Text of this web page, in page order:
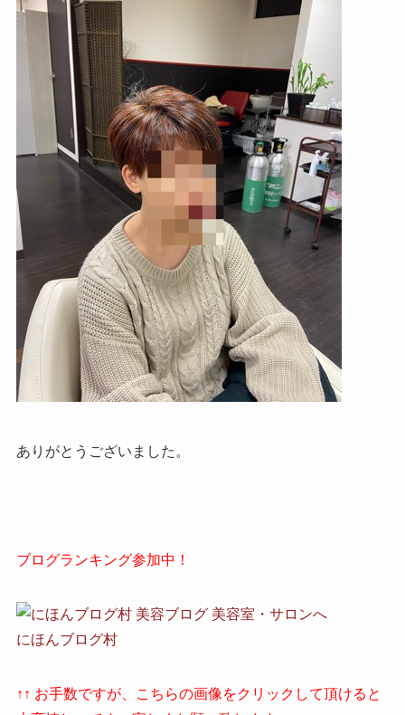
ありがとうございました。
ブログランキング参加中！
にほんブログ村
↑↑ お手数ですが、こちらの画像をクリックして頂けると